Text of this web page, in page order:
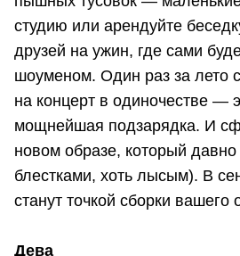
студию или арендуйте
друзей на ужин, где сами
шоуменом. Один раз за лето
на концерт в одиночестве —
мощнейшая подзарядка. И
новом образе, который давно
блестками, хоть лысым). В
станут точкой сборки вашего
Дева